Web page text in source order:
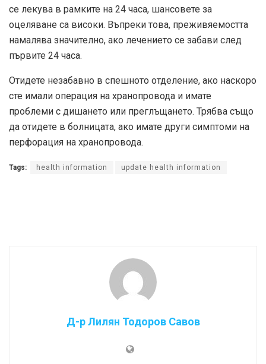
се лекува в рамките на 24 часа, шансовете за
оцеляване са високи. Въпреки това, преживяемостта
намалява значително, ако лечението се забави след
първите 24 часа.
Отидете незабавно в спешното отделение, ако наскоро
сте имали операция на хранопровода и имате
проблеми с дишането или преглъщането. Трябва също
да отидете в болницата, ако имате други симптоми на
перфорация на хранопровода.
Tags: health information update health information
Д-р Лилян Тодоров Савов